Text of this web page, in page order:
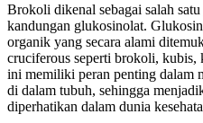
Brokoli dikenal sebagai salah
kandungan glukosinolat.
organik yang secara alami
cruciferous seperti brokoli, kubis,
ini memiliki peran penting dalam
di dalam tubuh, sehingga
diperhatikan dalam dunia